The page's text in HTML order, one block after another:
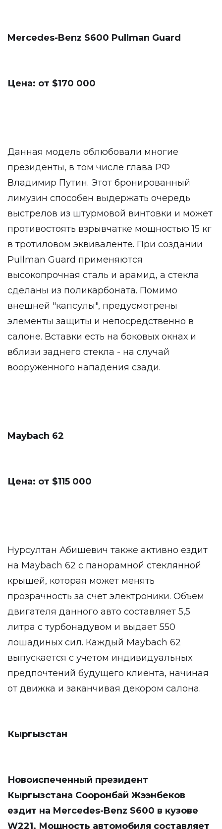
Mercedes-Benz S600 Pullman Guard
Цена: от $170 000
Данная модель облюбовали многие
президенты, в том числе глава РФ
Владимир Путин. Этот бронированный
лимузин способен выдержать очередь
выстрелов из штурмовой винтовки и может
противостоять взрывчатке мощностью 15 кг
в тротиловом эквиваленте. При создании
Pullman Guard применяются
высокопрочная сталь и арамид, а стекла
сделаны из поликарбоната. Помимо
внешней "капсулы", предусмотрены
элементы защиты и непосредственно в
салоне. Вставки есть на боковых окнах и
вблизи заднего стекла - на случай
вооруженного нападения сзади.
Maybach 62
Цена: от $115 000
Нурсултан Абишевич также активно ездит
на Maybach 62 с панорамной стеклянной
крышей, которая может менять
прозрачность за счет электроники. Объем
двигателя данного авто составляет 5,5
литра с турбонадувом и выдает 550
лошадиных сил. Каждый Maybach 62
выпускается с учетом индивидуальных
предпочтений будущего клиента, начиная
от движка и заканчивая декором салона.
Кыргызстан
Новоиспеченный президент
Кыргызстана Сооронбай Жээнбеков
ездит на Mercedes-Benz S600 в кузове
W221. Мощность автомобиля составляет